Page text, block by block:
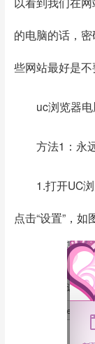
的电脑的话，
些网站最好是不
uc浏览器电
方法1：永远
1.打开UC浏
点击“设置”，如